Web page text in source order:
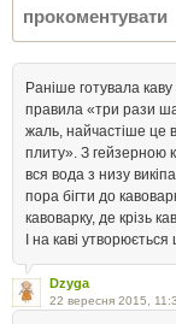
Раніше готувала
правила «три рази
жаль, найчастіше це
плиту». З гейзерною
вся вода з низу
пора бігти до
кавоварку, де крізь
І на каві
Dzyga
22 вересня 2015,